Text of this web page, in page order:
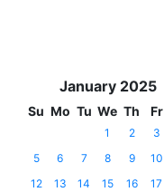
January 2025
Su Mo Tu We Th Fr
1 2 3
5
6 7 8 9 10
12
13 14 15 16 17